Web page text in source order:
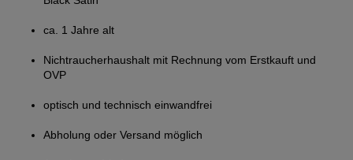
ca. 1 Jahre alt
Nichtraucherhaushalt mit Rechnung vom Erstkauft und
OVP
optisch und technisch einwandfrei
Abholung oder Versand möglich